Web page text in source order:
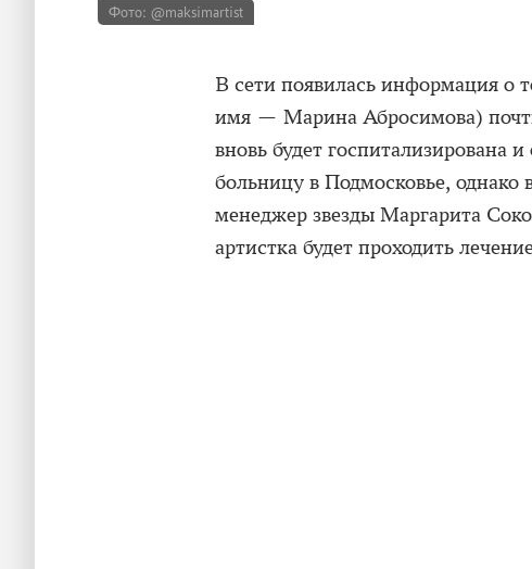
Фото: @maksimartist
В сети появилась информация о
имя — Марина Абросимова)
вновь будет госпитализирована
больницу в Подмосковье, однако
менеджер звезды Маргарита
артистка будет проходить